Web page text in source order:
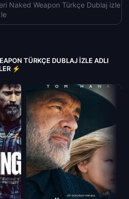
Naked Weapon Türkçe Dublaj izle
TÜRKÇE DUBLAJ IZLE ADLI
⚡